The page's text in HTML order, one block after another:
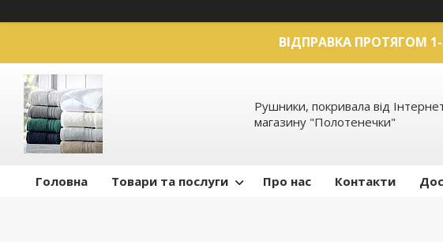
ВІДПРАВКА ПРОТЯГОМ
Рушники, покривала від
магазину "Полотенечки"
Головна Товари та послуги Про нас Контакти